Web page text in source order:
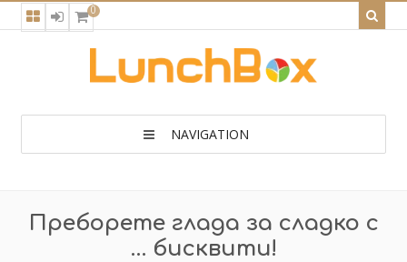
0
NAVIGATION
Преборете глада за сладко с
… бисквити!